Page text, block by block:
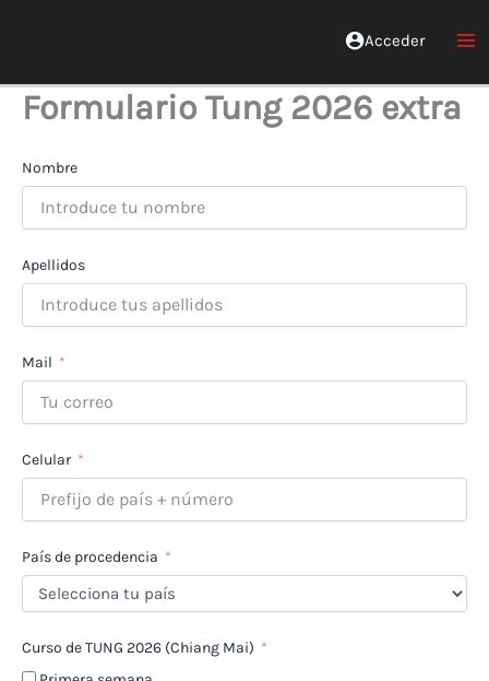
Acceder
Formulario Tung 2026 extra
Nombre
Apellidos
Mail
Celular
País de procedencia
Curso de TUNG 2026 (Chiang Mai)